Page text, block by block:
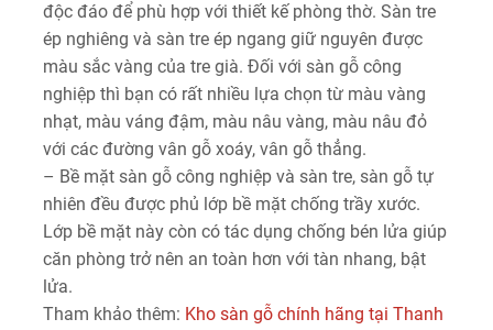
độc đáo để phù hợp với thiết kế phòng thờ. Sàn tre
ép nghiêng và sàn tre ép ngang giữ nguyên được
màu sắc vàng của tre già. Đối với sàn gỗ công
nghiệp thì bạn có rất nhiều lựa chọn từ màu vàng
nhạt, màu váng đậm, màu nâu vàng, màu nâu đỏ
với các đường vân gỗ xoáy, vân gỗ thẳng.
– Bề mặt sàn gỗ công nghiệp và sàn tre, sàn gỗ tự
nhiên đều được phủ lớp bề mặt chống trầy xước.
Lớp bề mặt này còn có tác dụng chống bén lửa giúp
căn phòng trở nên an toàn hơn với tàn nhang, bật
lửa.
Tham khảo thêm: Kho sàn gỗ chính hãng tại Thanh